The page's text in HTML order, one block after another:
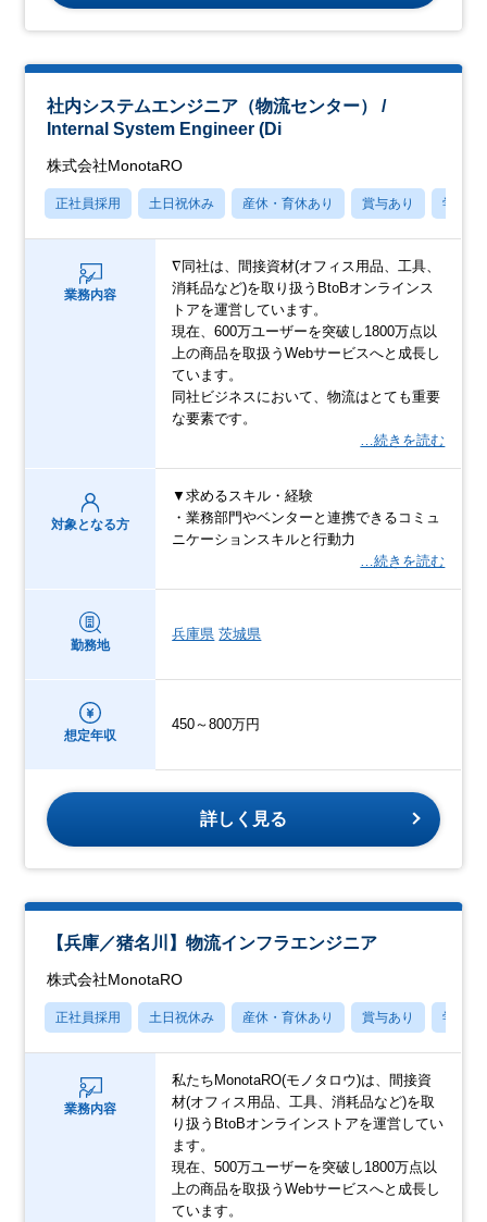
社内システムエンジニア（物流センター） /
Internal System Engineer (Di
株式会社MonotaRO
正社員採用 土日祝休み 産休・育休あり 賞与あり 学歴不
業務内容
∇同社は、間接資材(オフィス用品、工具、
消耗品など)を取り扱うBtoBオンラインス
トアを運営しています。
現在、600万ユーザーを突破し1800万点以
上の商品を取扱うWebサービスへと成長し
ています。
同社ビジネスにおいて、物流はとても重要
な要素です。
…続きを読む
対象となる方
▼求めるスキル・経験
・業務部門やベンターと連携できるコミュ
ニケーションスキルと行動力
…続きを読む
勤務地
兵庫県 茨城県
想定年収
450～800万円
詳しく見る
【兵庫／猪名川】物流インフラエンジニア
株式会社MonotaRO
正社員採用 土日祝休み 産休・育休あり 賞与あり 学歴不
業務内容
私たちMonotaRO(モノタロウ)は、間接資
材(オフィス用品、工具、消耗品など)を取
り扱うBtoBオンラインストアを運営してい
ます。
現在、500万ユーザーを突破し1800万点以
上の商品を取扱うWebサービスへと成長し
ています。